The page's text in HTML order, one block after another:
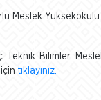
Meslek
Teknik Bilimler
tıklayınız.